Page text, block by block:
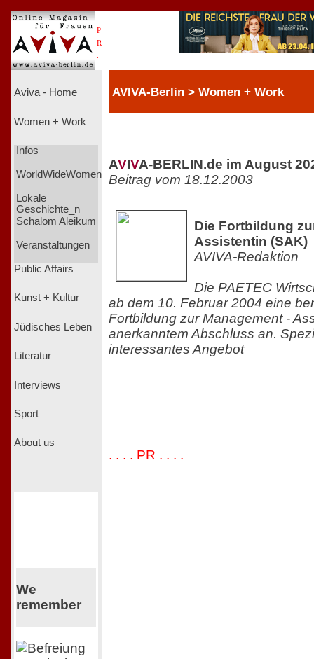
P
R
Aviva - Home
Women + Work
Infos
WorldWideWomen
Lokale
Geschichte_n
Schalom Aleikum
Veranstaltungen
Public Affairs
Kunst + Kultur
Jüdisches Leben
Literatur
Interviews
Sport
About us
We
remember
AVIVA-Berlin > Women + Work
AVIVA-BERLIN.de im August
Beitrag vom 18.12.2003
Die Fortbildung
Assistentin (SAK)
AVIVA-Redaktion
Die PAETEC
ab dem 10. Februar 2004 eine
Fortbildung zur Management -
anerkanntem Abschluss an.
interessantes Angebot
. . . . PR . . . .